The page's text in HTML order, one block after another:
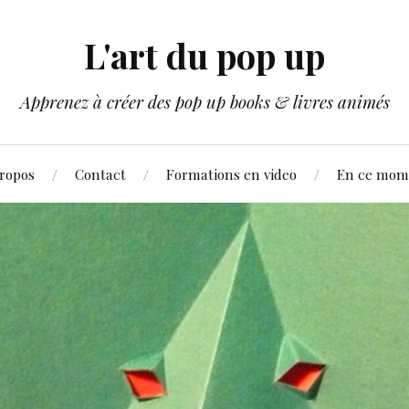
L'art du pop up
Apprenez à créer des pop up books & livres animés
Contact Formations en video En ce